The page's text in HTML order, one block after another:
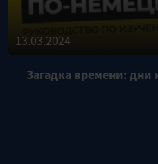
13.03.2024
Загадка времени: